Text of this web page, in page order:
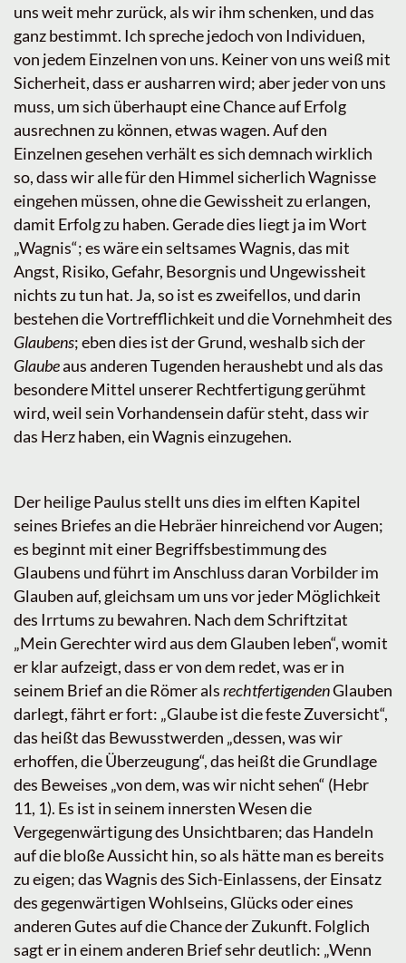
uns weit mehr zurück, als wir ihm schenken, und das
ganz bestimmt. Ich spreche jedoch von Individuen,
von jedem Einzelnen von uns. Keiner von uns weiß mit
Sicherheit, dass er ausharren wird; aber jeder von uns
muss, um sich überhaupt eine Chance auf Erfolg
ausrechnen zu können, etwas wagen. Auf den
Einzelnen gesehen verhält es sich demnach wirklich
so, dass wir alle für den Himmel sicherlich Wagnisse
eingehen müssen, ohne die Gewissheit zu erlangen,
damit Erfolg zu haben. Gerade dies liegt ja im Wort
„Wagnis“; es wäre ein seltsames Wagnis, das mit
Angst, Risiko, Gefahr, Besorgnis und Ungewissheit
nichts zu tun hat. Ja, so ist es zweifellos, und darin
bestehen die Vortrefflichkeit und die Vornehmheit des
Glaubens; eben dies ist der Grund, weshalb sich der
Glaubeaus anderen Tugenden heraushebt und als das
besondere Mittel unserer Rechtfertigung gerühmt
wird, weil sein Vorhandensein dafür steht, dass wir
das Herz haben, ein Wagnis einzugehen.
Der heilige Paulus stellt uns dies im elften Kapitel
seines Briefes an die Hebräer hinreichend vor Augen;
es beginnt mit einer Begriffsbestimmung des
Glaubens und führt im Anschluss daran Vorbilder im
Glauben auf, gleichsam um uns vor jeder Möglichkeit
des Irrtums zu bewahren. Nach dem Schriftzitat
„Mein Gerechter wird aus dem Glauben leben“, womit
er klar aufzeigt, dass er von dem redet, was er in
seinem Brief an die Römer alsrechtfertigendenGlauben
darlegt, fährt er fort: „Glaube ist die feste Zuversicht“,
das heißt das Bewusstwerden „dessen, was wir
erhoffen, die Überzeugung“, das heißt die Grundlage
des Beweises „von dem, was wir nicht sehen“ (Hebr
11, 1). Es ist in seinem innersten Wesen die
Vergegenwärtigung des Unsichtbaren; das Handeln
auf die bloße Aussicht hin, so als hätte man es bereits
zu eigen; das Wagnis des Sich-Einlassens, der Einsatz
des gegenwärtigen Wohlseins, Glücks oder eines
anderen Gutes auf die Chance der Zukunft. Folglich
sagt er in einem anderen Brief sehr deutlich: „Wenn